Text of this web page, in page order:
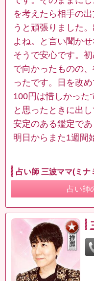
を考えたら相手の
うと頑張りました
よね。と言い聞か
そうで安心です。
で向かったものの
ったです。日を改
100円は惜しかった
と思ったときに出し
安定のある鑑定であ
明日からまた1週間
占い師 三波ママ(ミナ
占い師